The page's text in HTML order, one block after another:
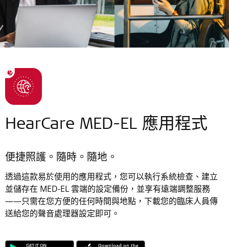
HearCare MED-EL 應用程式
便捷照護。隨時。隨地。
透過這款易於使用的應用程式，您可以執行系統檢查、建立
並儲存在 MED-EL 雲端的設定備份，並享有遠端調整服務
——只需在您方便的任何時間與地點，下載您的臨床人員傳
送給您的聲音處理器設定即可。